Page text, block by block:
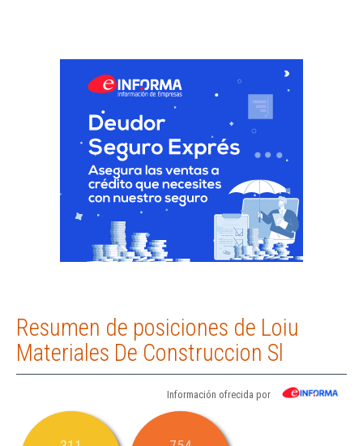
Resumen de posiciones de Loiu
Materiales De Construccion Sl
Información ofrecida por